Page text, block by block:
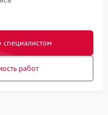
специалистом
работ